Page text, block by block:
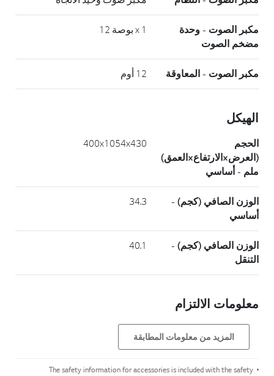
مكبر الصوت - وحدة
مضخم الصوت
x 1 بوصة 12
مكبر الصوت - المعاوقة 12 أوم
الهيكل
الحجم
(العرض×الارتفاع×العمق)
ملم - أساسي
400x1054x430
الوزن الصافي (كجم) -
أساسي
34.3
الوزن الصافي (كجم) -
التنقل
40.1
معلومات الالتزام
المزيد من معلومات المطابقة
The safety information for accessories is included with the safety